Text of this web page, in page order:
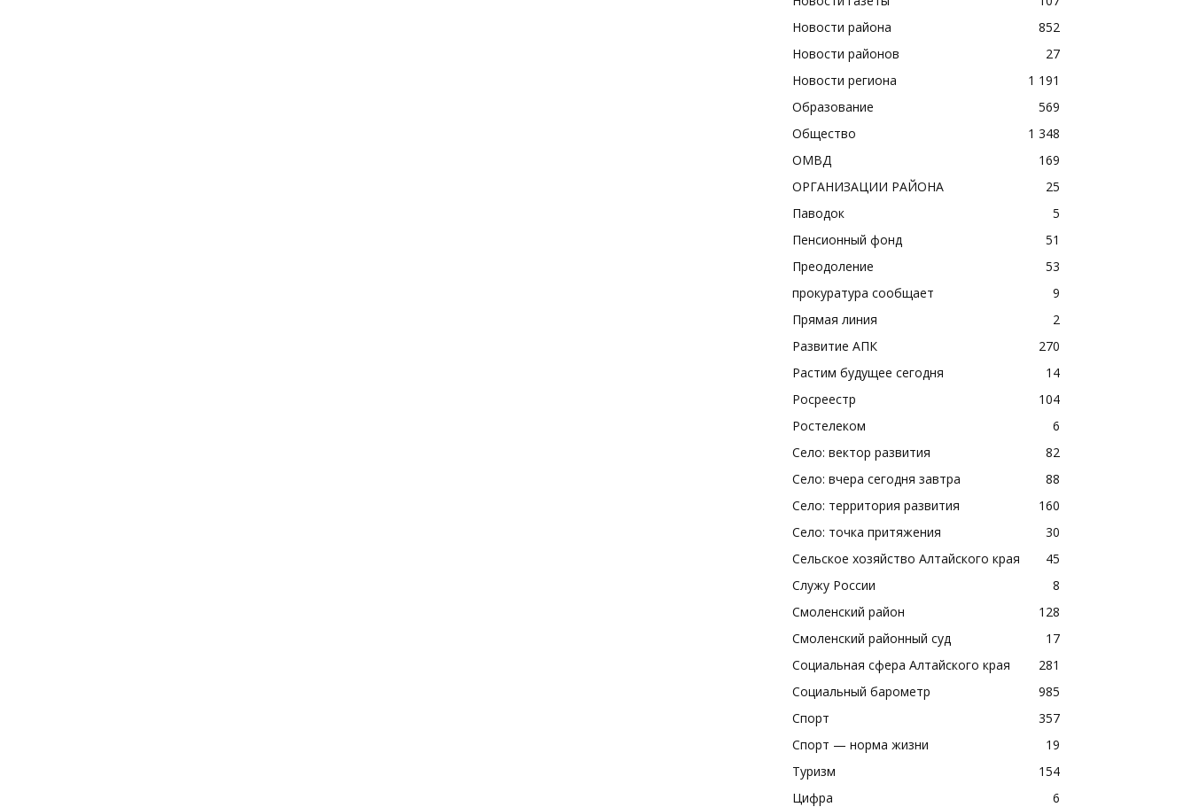
Новости района
852
Новости районов
27
Новости региона
1 191
Образование
569
Общество
1 348
ОМВД
169
ОРГАНИЗАЦИИ РАЙОНА
25
Паводок
5
Пенсионный фонд
51
Преодоление
53
прокуратура сообщает
9
Прямая линия
2
Развитие АПК
270
Растим будущее сегодня
14
Росреестр
104
Ростелеком
6
Село: вектор развития
82
Село: вчера сегодня завтра
88
Село: территория развития
160
Село: точка притяжения
30
Сельское хозяйство Алтайского края
45
Служу России
8
Смоленский район
128
Смоленский районный суд
17
Социальная сфера Алтайского края
281
Социальный барометр
985
Спорт
357
Спорт — норма жизни
19
Туризм
154
Цифра
6